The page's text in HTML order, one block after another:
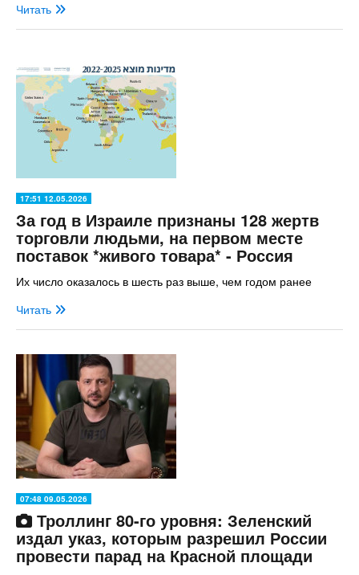
Читать
17:51 12.05.2026
За год в Израиле признаны 128 жертв
торговли людьми, на первом месте
поставок *живого товара* - Россия
Их число оказалось в шесть раз выше, чем годом ранее
Читать
07:48 09.05.2026
Троллинг 80-го уровня: Зеленский
издал указ, которым разрешил России
провести парад на Красной площади